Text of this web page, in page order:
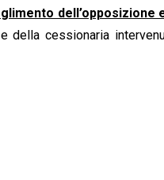
della cessionaria